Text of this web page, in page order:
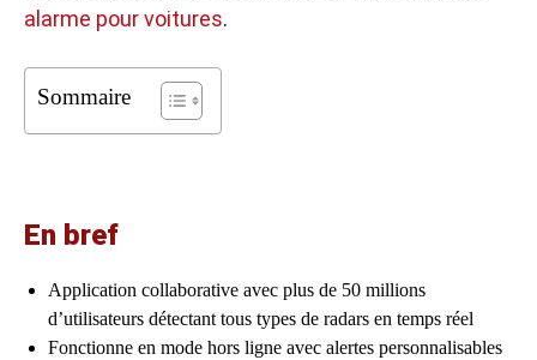
alarme pour voitures.
Sommaire
En bref
Application collaborative avec plus de 50 millions
d’utilisateurs détectant tous types de radars en temps réel
Fonctionne en mode hors ligne avec alertes personnalisables